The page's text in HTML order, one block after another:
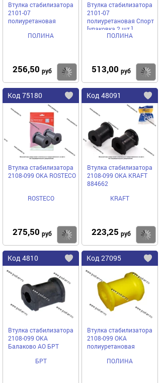
Втулка стабилизатора
2101-07
полиуретановая
ПОЛИНА
256,50 руб Купить
Втулка стабилизатора
2101-07
полиуретановая Спорт
[упаковка 2 шт.]
ПОЛИНА
513,00 руб
Код 75180
Добавить
избранное
Втулка стабилизатора
2108-099 ОКА ROSTECO
ROSTECO
275,50 руб Купить
Код 48091
в
Втулка стабилизатора
2108-099 ОКА KRAFT
884662
KRAFT
223,25 руб
Код 4810
Добавить
избранное
Втулка стабилизатора
2108-099 ОКА
Балаково АО БРТ
БРТ
Код 27095
Втулка стабилизатора
2108-099 ОКА
полиуретановая
ПОЛИНА